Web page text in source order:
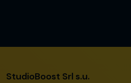
StudioBoost Srl s.u.